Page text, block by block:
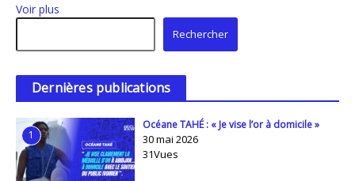
Voir plus
Rechercher
Rechercher
Dernières publications
1
Océane TAHÉ : « Je vise l’or à domicile »
30 mai 2026
31Vues